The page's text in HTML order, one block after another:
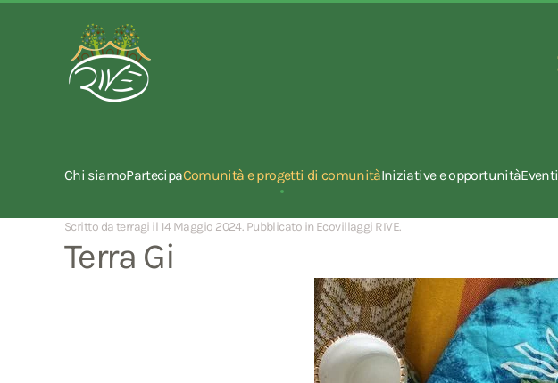
Chi siamoPartecipaComunità e progetti di comunitàIniziative e opportunitàEventi
Scritto da terragi il 14 Maggio 2024. Pubblicato in Ecovillaggi RIVE.
Terra Gi